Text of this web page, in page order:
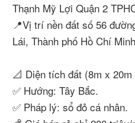
Thạnh Mỹ Lợi Quận 2
📍Vị trí nền đất số 56
Lái, Thành phố Hồ Chí
📐 Diện tích đất (8m x 20m
✅ Hướng: Tây Bắc.
✅ Pháp lý: sổ đỏ cá nhân.